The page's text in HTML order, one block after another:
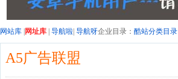
网站库 网址库 导航啦 导航呀企业目录： 酷站分类目录
A5广告联盟